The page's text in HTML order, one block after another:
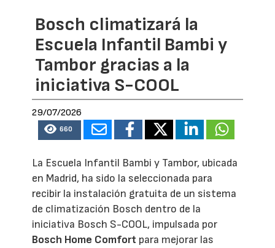
Bosch climatizará la
Escuela Infantil Bambi y
Tambor gracias a la
iniciativa S-COOL
29/07/2026
660
La Escuela Infantil Bambi y Tambor, ubicada
en Madrid, ha sido la seleccionada para
recibir la instalación gratuita de un sistema
de climatización Bosch dentro de la
iniciativa Bosch S-COOL, impulsada por
Bosch Home Comfort para mejorar las